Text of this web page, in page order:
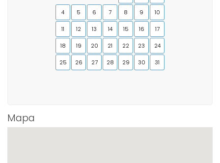
4 5 6 7 8 9 10
11 12 13 14 15 16 17
18 19 20 21 22 23 24
25 26 27 28 29 30 31
Mapa